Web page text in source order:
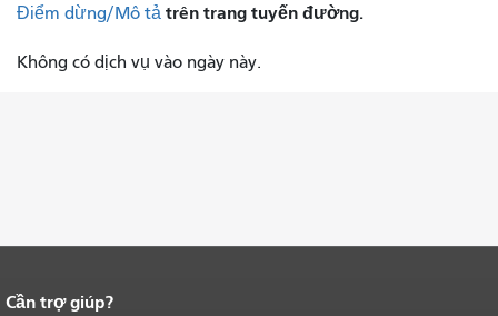
Điểm dừng/Mô tả trên trang tuyến đường.
Không có dịch vụ vào ngày này.
Kết thúc nội dung trang.
Cần trợ giúp?